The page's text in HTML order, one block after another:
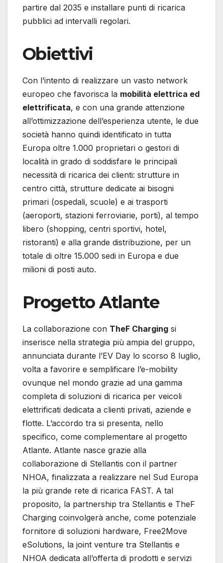
partire dal 2035 e installare punti di ricarica
pubblici ad intervalli regolari.
Obiettivi
Con l’intento di realizzare un vasto network
europeo che favorisca la mobilità elettrica ed
elettrificata, e con una grande attenzione
all’ottimizzazione dell’esperienza utente, le due
società hanno quindi identificato in tutta
Europa oltre 1.000 proprietari o gestori di
località in grado di soddisfare le principali
necessità di ricarica dei clienti: strutture in
centro città, strutture dedicate ai bisogni
primari (ospedali, scuole) e ai trasporti
(aeroporti, stazioni ferroviarie, porti), al tempo
libero (shopping, centri sportivi, hotel,
ristoranti) e alla grande distribuzione, per un
totale di oltre 15.000 sedi in Europa e due
milioni di posti auto.
Progetto Atlante
La collaborazione con TheF Charging si
inserisce nella strategia più ampia del gruppo,
annunciata durante l’EV Day lo scorso 8 luglio,
volta a favorire e semplificare l’e-mobility
ovunque nel mondo grazie ad una gamma
completa di soluzioni di ricarica per veicoli
elettrificati dedicata a clienti privati, aziende e
flotte. L’accordo tra si presenta, nello
specifico, come complementare al progetto
Atlante. Atlante nasce grazie alla
collaborazione di Stellantis con il partner
NHOA, finalizzata a realizzare nel Sud Europa
la più grande rete di ricarica FAST. A tal
proposito, la partnership tra Stellantis e TheF
Charging coinvolgerà anche, come potenziale
fornitore di soluzioni hardware, Free2Move
eSolutions, la joint venture tra Stellantis e
NHOA dedicata all’offerta di prodotti e servizi